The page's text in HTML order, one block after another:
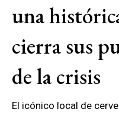
una
cierra sus
de la crisis
El icónico local de